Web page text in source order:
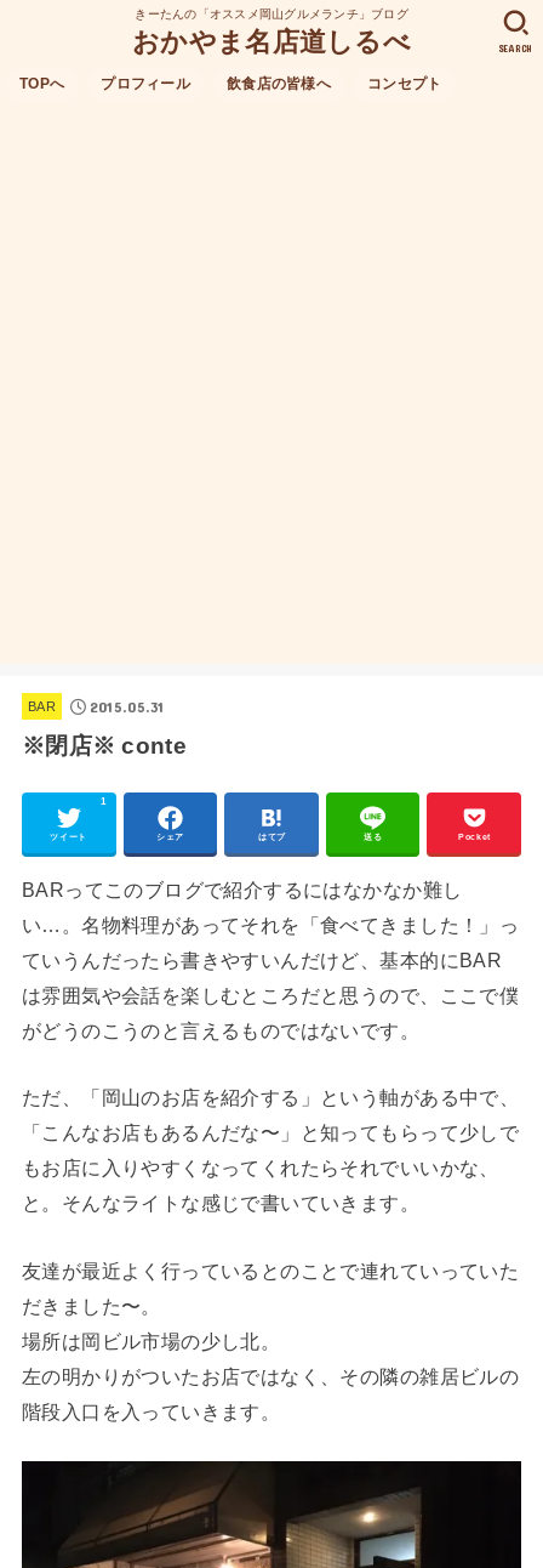
きーたんの「オススメ岡山グルメランチ」ブログ
おかやま名店道しるべ
TOPへ プロフィール 飲食店の皆様へ コンセプト
SEARCH
BAR 2015.05.31
※閉店※ conte
ツイート
1
シェア はてブ 送る Pocket
BARってこのブログで紹介するにはなかなか難し
い…。名物料理があってそれを「食べてきました！」っ
ていうんだったら書きやすいんだけど、基本的にBAR
は雰囲気や会話を楽しむところだと思うので、ここで僕
がどうのこうのと言えるものではないです。
ただ、「岡山のお店を紹介する」という軸がある中で、
「こんなお店もあるんだな〜」と知ってもらって少しで
もお店に入りやすくなってくれたらそれでいいかな、
と。そんなライトな感じで書いていきます。
友達が最近よく行っているとのことで連れていっていた
だきました〜。
場所は岡ビル市場の少し北。
左の明かりがついたお店ではなく、その隣の雑居ビルの
階段入口を入っていきます。